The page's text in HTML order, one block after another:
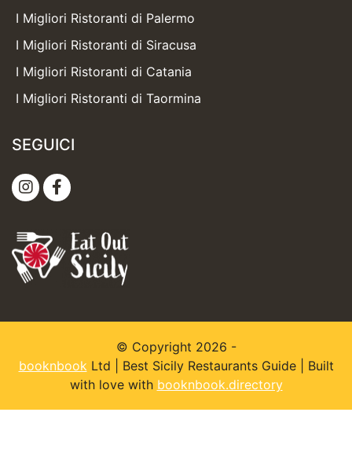
I Migliori Ristoranti di Palermo
I Migliori Ristoranti di Siracusa
I Migliori Ristoranti di Catania
I Migliori Ristoranti di Taormina
SEGUICI
© Copyright 2026 -
booknbookLtd | Best Sicily Restaurants Guide | Built
with love with booknbook.directory